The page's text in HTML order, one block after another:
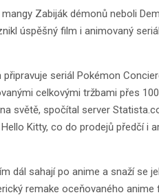
Zabiják démonů neboli
úspěšný film i animovaný
seriál Pokémon
celkovými tržbami přes
světě, spočítal server
Kitty, co do prodejů předčí i
dál sahají po anime a snaží se
remake oceňovaného anime